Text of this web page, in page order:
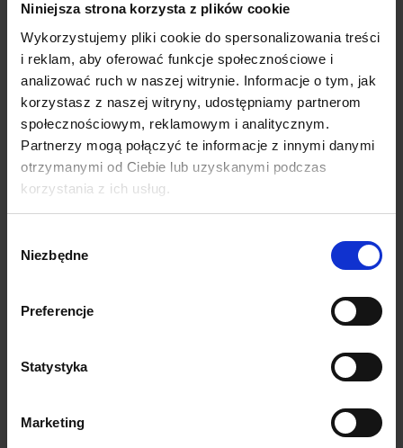
Niniejsza strona korzysta z plików cookie
Wykorzystujemy pliki cookie do spersonalizowania treści
i reklam, aby oferować funkcje społecznościowe i
analizować ruch w naszej witrynie. Informacje o tym, jak
korzystasz z naszej witryny, udostępniamy partnerom
społecznościowym, reklamowym i analitycznym.
Partnerzy mogą połączyć te informacje z innymi danymi
otrzymanymi od Ciebie lub uzyskanymi podczas
korzystania z ich usług.
zgody
Niezbędne
Preferencje
Statystyka
Marketing
Sposób przechowywania:
Produkt należy przechowywać w suchym i chłodnym
miejscu, niedostępnym dla dzieci.
"doypack" ze struną co pozwala na zachowanie
długiej świeżości. Takie opakowanie wielokrotnie